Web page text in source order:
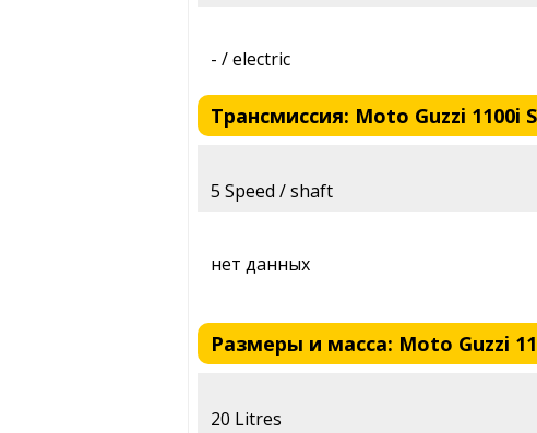
- / electric
Трансмиссия: Moto Guzzi 1100i
5 Speed / shaft
нет данных
Размеры и масса: Moto Guzzi
20 Litres